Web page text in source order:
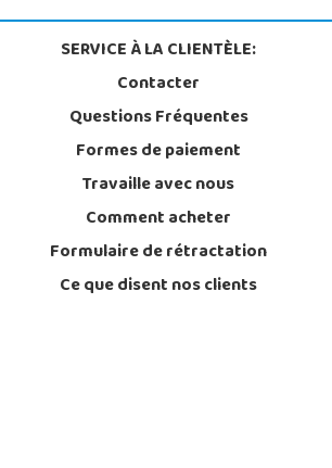
SERVICE À LA CLIENTÈLE:
Contacter
Questions Fréquentes
Formes de paiement
Travaille avec nous
Comment acheter
Formulaire de rétractation
Ce que disent nos clients